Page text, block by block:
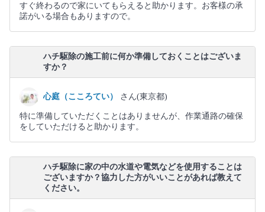
すぐ終わるので家にいてもらえると助かります。お客様の承
諾がいる場合もありますので。
ハチ駆除の施工前に何か準備しておくことはございま
すか？
心庭（こころてい） さん(東京都)
特に準備していただくことはありませんが、作業通路の確保
をしていただけると助かります。
ハチ駆除に家の中の水道や電気などを使用することは
ございますか？協力した方がいいことがあれば教えて
ください。